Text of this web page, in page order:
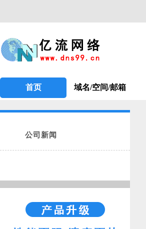
首页 域名/空间/邮箱
公司新闻